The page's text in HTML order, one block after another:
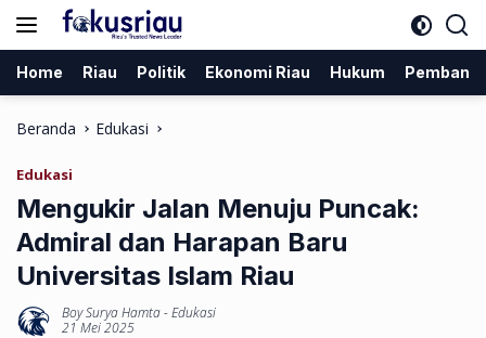
Langsung
Home Riau Politik Ekonomi Riau Hukum
Beranda Edukasi
Edukasi
Mengukir Jalan Menuju Puncak:
Admiral dan Harapan Baru
Universitas Islam Riau
Boy Surya Hamta-Edukasi
21 Mei 2025